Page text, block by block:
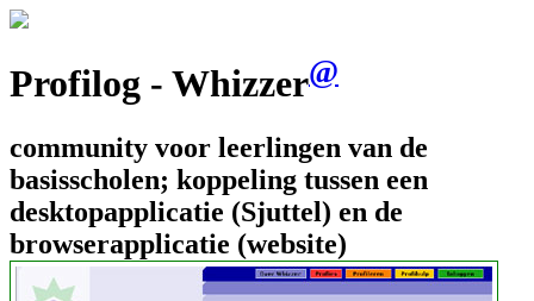
Profilog - Whizzer@
community voor leerlingen van de
basisscholen; koppeling tussen een
desktopapplicatie (Sjuttel) en de
browserapplicatie (website)